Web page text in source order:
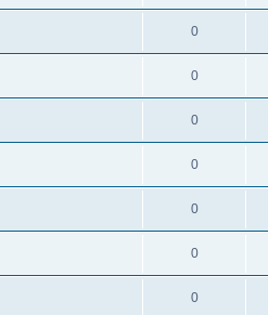
0
0
0
0
0
0
0